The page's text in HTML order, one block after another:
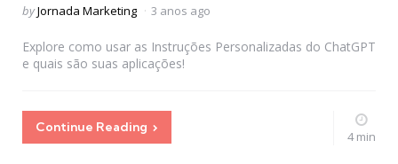
Posted
byJornada Marketing 3 anos ago
Explore como usar as Instruções Personalizadas do ChatGPT
e quais são suas aplicações!
Continue Reading
4 min